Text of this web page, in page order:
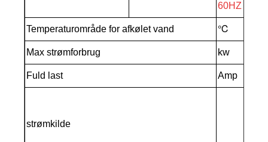
60HZ
Temperaturområde for afkølet vand ℃
Max strømforbrug kw
Fuld last Amp
strømkilde